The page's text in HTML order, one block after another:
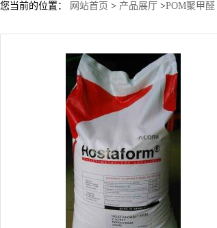
您当前的位置： 网站首页 > 产品展厅 >POM聚甲醛